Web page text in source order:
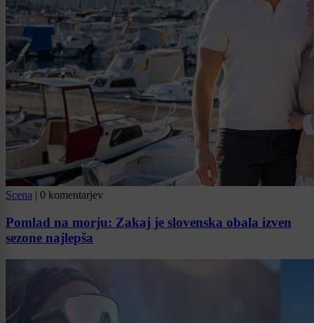
Scena | 0 komentarjev
Pomlad na morju: Zakaj je slovenska obala izven
sezone najlepša